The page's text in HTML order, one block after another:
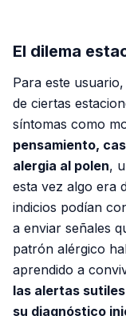
El dilema
Para este
de ciertas
síntomas como
pensamiento,
alergia al polen,
esta vez algo era
indicios podían
a enviar señales
patrón alérgico
aprendido a
las alertas
su diagnóstico